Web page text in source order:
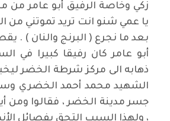
زكي وخاصة الرفيق أبو عامر من
يا عمي شنو انت تريد تموتني من
بعد ما نجرع ( البرنج والنان ) .
أبو عامر كان رفيقا كبيرا في
ذهابه الى مركز شرطة الخضر
الشهيد محمد أحمد الخضري
جسر مدينة الخضر ، فقالوا ومن
، ولهذا السبب التحق بفصائل